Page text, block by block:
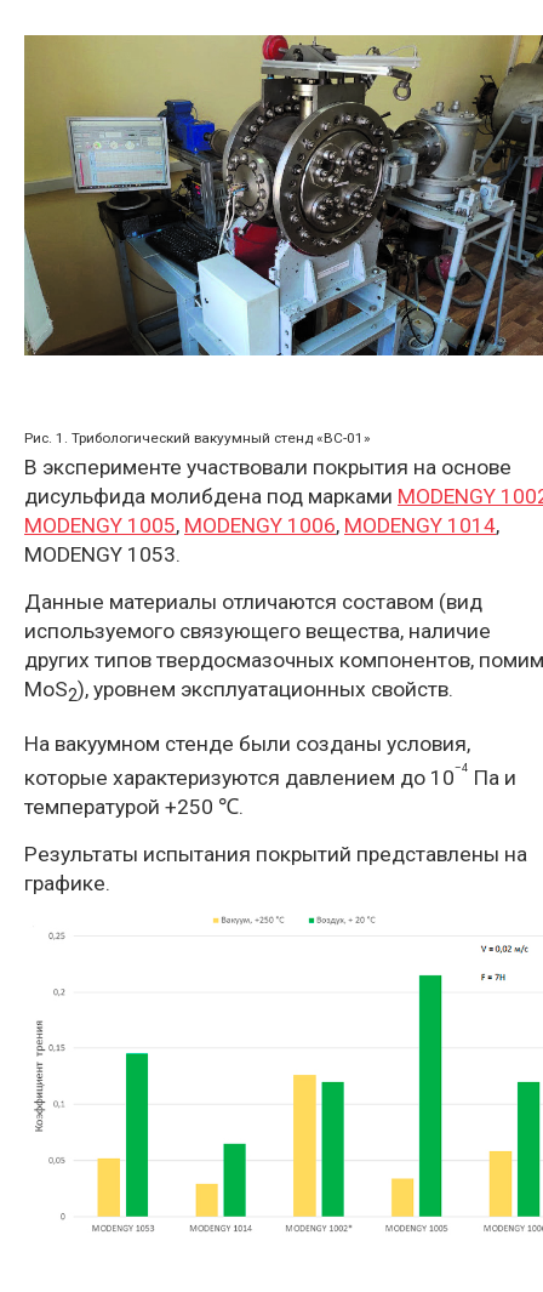
Рис. 1. Трибологический вакуумный стенд «ВС-01»
В эксперименте участвовали покрытия на основе
дисульфида молибдена под марками MODENGY
MODENGY 1005, MODENGY 1006, MODENGY 1014,
MODENGY 1053.
Данные материалы отличаются составом (вид
используемого связующего вещества, наличие
других типов твердосмазочных компонентов,
MoS2), уровнем эксплуатационных свойств.
На вакуумном стенде были созданы условия,
которые характеризуются давлением до 10–4 Па и
температурой +250 ℃.
Результаты испытания покрытий представлены на
графике.